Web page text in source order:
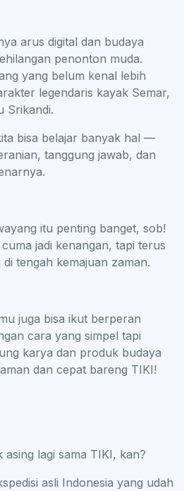
arus digital dan budaya
penonton muda.
yang belum kenal lebih
legendaris kayak Semar,
Srikandi.
bisa belajar banyak hal —
tanggung jawab, dan
itu penting banget, sob!
jadi kenangan, tapi terus
tengah kemajuan zaman.
juga bisa ikut berperan
cara yang simpel tapi
karya dan produk budaya
dan cepat bareng TIKI!
asing lagi sama TIKI, kan?
asli Indonesia yang udah